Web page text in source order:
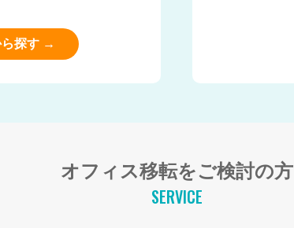
ら探す →
オフィス移転をご検討の方
SERVICE